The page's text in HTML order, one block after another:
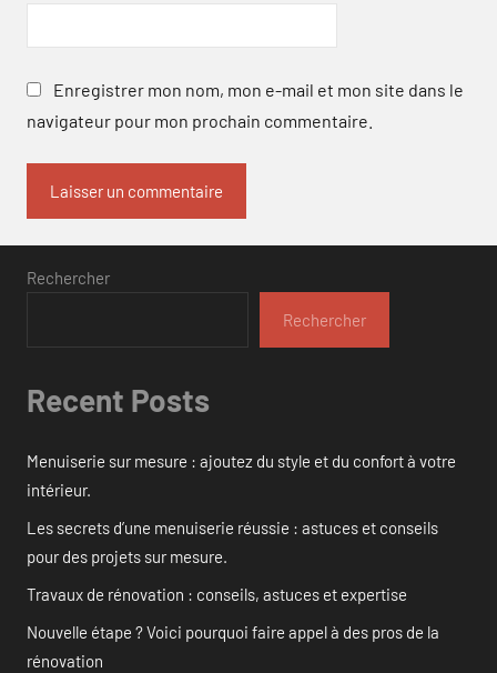
Enregistrer mon nom, mon e-mail et mon site dans le
navigateur pour mon prochain commentaire.
Rechercher
Rechercher
Recent Posts
Menuiserie sur mesure : ajoutez du style et du confort à votre
intérieur.
Les secrets d’une menuiserie réussie : astuces et conseils
pour des projets sur mesure.
Travaux de rénovation : conseils, astuces et expertise
Nouvelle étape ? Voici pourquoi faire appel à des pros de la
rénovation